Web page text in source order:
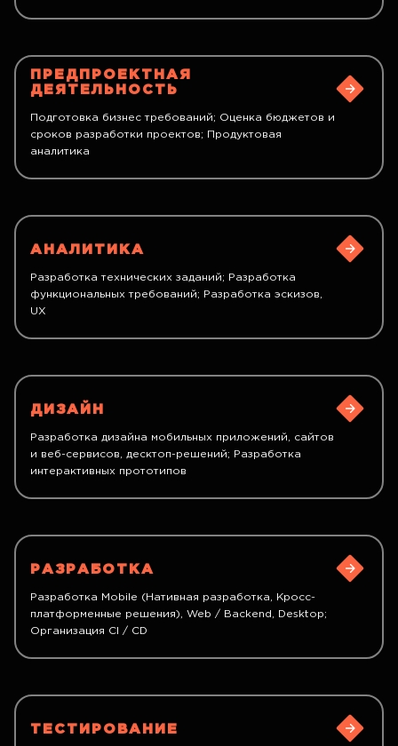
ПРЕДПРОЕКТНАЯ
ДЕЯТЕЛЬНОСТЬ
Подготовка бизнес требований; Оценка бюджетов и
сроков разработки проектов; Продуктовая
аналитика
АНАЛИТИКА
Разработка технических заданий; Разработка
функциональных требований; Разработка эскизов,
UX
ДИЗАЙН
Разработка дизайна мобильных приложений, сайтов
и веб-сервисов, десктоп-решений; Разработка
интерактивных прототипов
РАЗРАБОТКА
Разработка Mobile (Нативная разработка, Кросс-
платформенные решения), Web / Backend, Desktop;
Организация CI / CD
ТЕСТИРОВАНИЕ